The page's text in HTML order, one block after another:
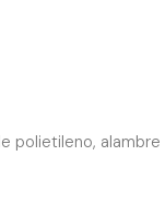
polietileno, alambre